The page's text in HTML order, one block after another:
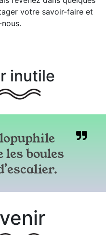
votre savoir-faire et
inutile
les boules